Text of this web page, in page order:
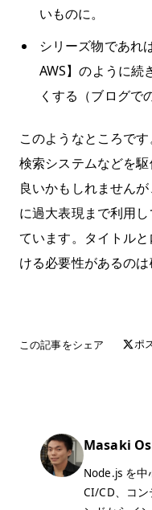
いものに。
シリーズ物であ
AWS】のように続
くする（ブログで
このようなところで
検索システムなどを
良いかもしれません
に過大表現まで利用
ています。タイトル
ける必要性があるのは
この記事をシェア ポ
Masaki
Node.js を
CI/CD、コ